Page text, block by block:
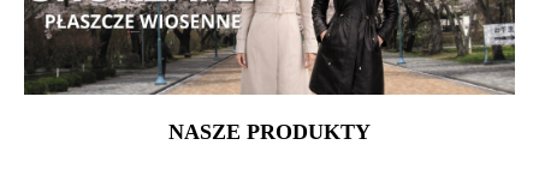
NASZE PRODUKTY